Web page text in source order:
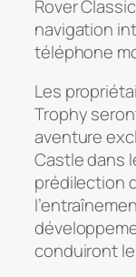
Rover
navigation
téléphone
Les
Trophy
aventure
Castle dans
prédilection
conduiront